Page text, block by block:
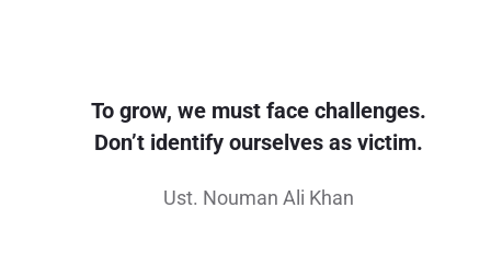
To grow, we must face challenges.
Don’t identify ourselves as victim.
Ust. Nouman Ali Khan